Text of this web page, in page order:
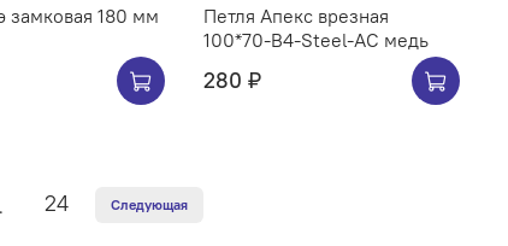
замковая 180 мм
Петля Апекс врезная
100*70-B4-Steel-AC медь
280 ₽
24 Следующая